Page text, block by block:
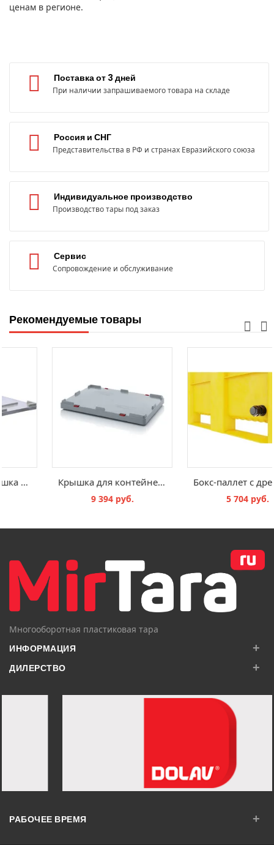
ценам в регионе.
Поставка от 3 дней
При наличии запрашиваемого товара на складе
Россия и СНГ
Представительства в РФ и странах Евразийского союза
Индивидуальное производство
Производство тары под заказ
Сервис
Сопровождение и обслуживание
Рекомендуемые товары
Пластиковая крышка для контейнера SDBOX 1208 Крышка для контейнера GLT 1208
Многооборотная пластиковая тара
ИНФОРМАЦИЯ +
ДИЛЕРСТВО +
РАБОЧЕЕ ВРЕМЯ +